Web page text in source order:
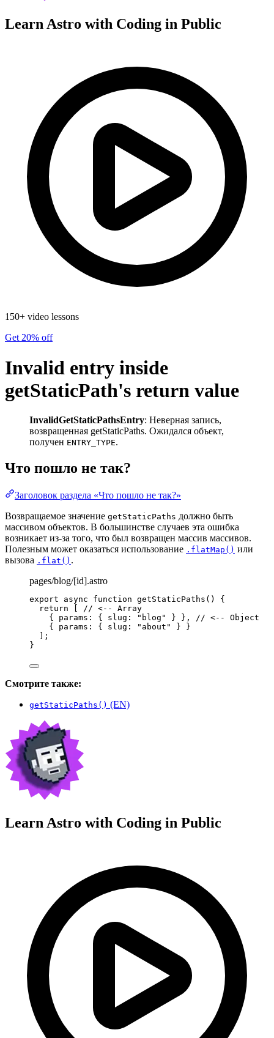
Learn Astro with Coding in Public
150+ video lessons
Get 20% off
Invalid entry inside
getStaticPath's return value
InvalidGetStaticPathsEntry: Неверная запись,
возвращенная getStaticPaths. Ожидался объект,
получен ENTRY_TYPE.
Что пошло не так?
Заголовок раздела «Что пошло не так?»
Возвращаемое значение getStaticPaths должно быть
массивом объектов. В большинстве случаев эта ошибка
возникает из-за того, что был возвращен массив массивов.
Полезным может оказаться использование .flatMap() или
вызова .flat() .
pages/blog/[id].astro
export async function getStaticPaths ()
{
return
// <-- Array
{ params: { slug:
" blog " } } ,
// <-- Object
{ params: { slug:
" about "
} }
];
}
Смотрите также:
getStaticPaths() (EN)
Learn Astro with Coding in Public